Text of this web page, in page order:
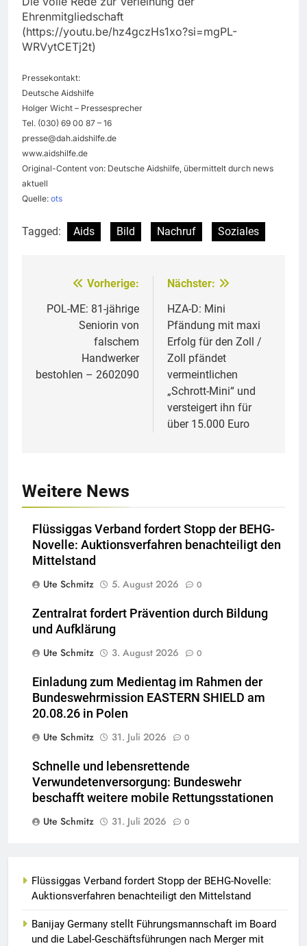
Ehrenmitgliedschaft
(https://youtu.be/hz4gczHs1xo?si=mgPL-
WRVytCETj2t)
Pressekontakt:
Deutsche Aidshilfe
Holger Wicht – Pressesprecher
Tel. (030) 69 00 87 – 16
presse@dah.aidshilfe.de
www.aidshilfe.de
Original-Content von: Deutsche Aidshilfe, übermittelt durch news
aktuell
Quelle: ots
Tagged: Aids Bild Nachruf Soziales
Beitragsnavigation
Vorherige:
POL-ME: 81-jährige
Seniorin von
falschem
Handwerker
bestohlen – 2602090
Nächster:
HZA-D: Mini
Pfändung mit maxi
Erfolg für den Zoll /
Zoll pfändet
vermeintlichen
„Schrott-Mini“ und
versteigert ihn für
über 15.000 Euro
Weitere News
Flüssiggas Verband fordert Stopp der BEHG-
Novelle: Auktionsverfahren benachteiligt den
Mittelstand
Ute Schmitz
5. August 2026 0
Zentralrat fordert Prävention durch Bildung
und Aufklärung
Ute Schmitz
3. August 2026 0
Einladung zum Medientag im Rahmen der
Bundeswehrmission EASTERN SHIELD am
20.08.26 in Polen
Ute Schmitz
31. Juli 2026 0
Schnelle und lebensrettende
Verwundetenversorgung: Bundeswehr
beschafft weitere mobile Rettungsstationen
Ute Schmitz
31. Juli 2026 0
Flüssiggas Verband fordert Stopp der BEHG-Novelle:
Auktionsverfahren benachteiligt den Mittelstand
Banijay Germany stellt Führungsmannschaft im Board
und die Label-Geschäftsführungen nach Merger mit